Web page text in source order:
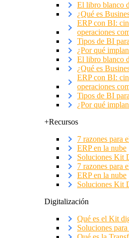
El libro blanco
¿Qué es
ERP con BI:
operaciones
Tipos de BI
¿Por qué
El libro blanco
¿Qué es
ERP con BI:
operaciones
Tipos de BI
¿Por qué
+Recursos
7 razones para
ERP en la nube
Soluciones Kit
7 razones para
ERP en la nube
Soluciones Kit
Digitalización
Qué es el Kit
Soluciones